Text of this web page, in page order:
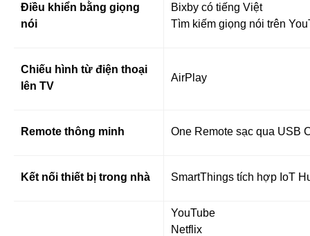
Điều khiển bằng giọng
nói
Bixby có tiếng Việt
Tìm kiếm giọng nói trên
Chiếu hình từ điện thoại
lên TV
AirPlay
Remote thông minh One Remote sạc qua USB
Kết nối thiết bị trong nhà SmartThings tích hợp IoT
YouTube
Netflix